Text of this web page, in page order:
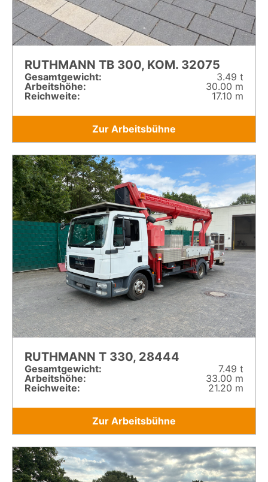
RUTHMANN TB 300, KOM. 32075
Gesamt­gewicht:
3.49 t
Arbeitshöhe:
30.00 m
Reichweite:
17.10 m
Zur Arbeitsbühne
RUTHMANN T 330, 28444
Gesamt­gewicht:
7.49 t
Arbeitshöhe:
33.00 m
Reichweite:
21.20 m
Zur Arbeitsbühne